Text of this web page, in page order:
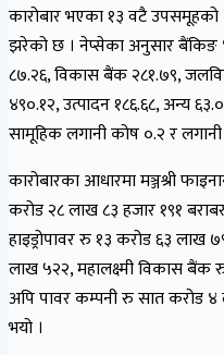
कारोबार भएका १३ वटै
झरेको छ । नेप्सेका अनुसार बैंकिङ
८७.२६, विकास बैंक २८१.७९,
४९०.१२, उत्पादन १८६.६८, अन्य
सामूहिक लगानी कोष ०.२ र
कारोबारका आधारमा मञ्जश्री
करोड २८ लाख ८३ हजार १९१
हाइड्रोपावर रु १३ करोड ६३
लाख ५२२, महालक्ष्मी विकास
अपि पावर कम्पनी रु सात करोड ४
भयो ।